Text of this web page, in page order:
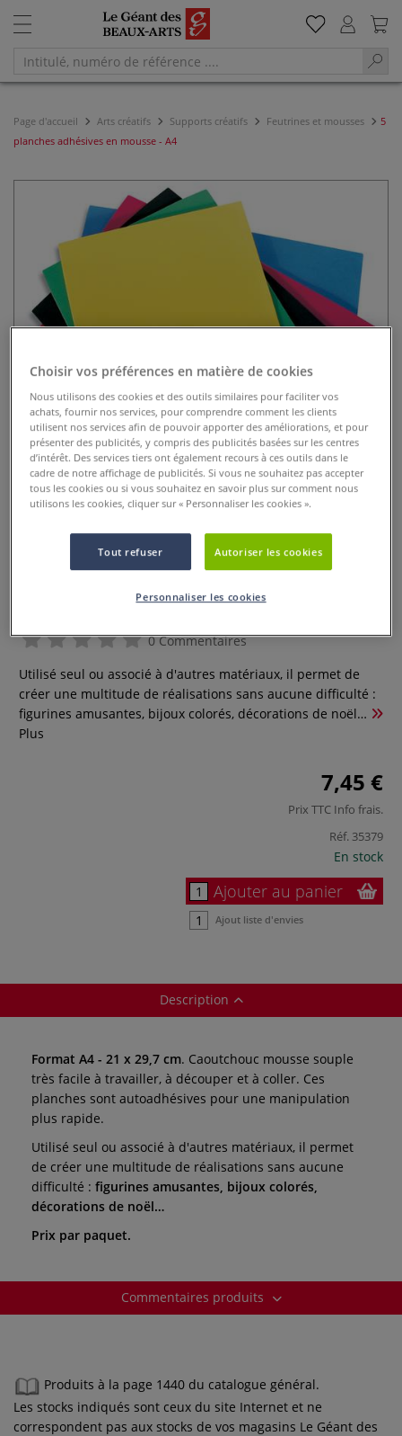
Page d'accueil Arts créatifs Supports créatifs Feutrines et mousses
5
planches adhésives en mousse - A4
5 planches adhésives en mousse -
0 Commentaires
Utilisé seul ou associé à d'autres matériaux, il permet de
créer une multitude de réalisations sans aucune difficulté :
figurines amusantes, bijoux colorés, décorations de noël…
Plus
7,45 €
Prix TTC Info frais.
Réf. 35379
En stock
Ajouter au panier
Ajout liste d'envies
Description
Format A4 - 21 x 29,7 cm. Caoutchouc mousse souple
très facile à travailler, à découper et à coller. Ces
planches sont autoadhésives pour une manipulation
plus rapide.
Utilisé seul ou associé à d'autres matériaux, il permet
de créer une multitude de réalisations sans aucune
difficulté : figurines amusantes, bijoux colorés,
décorations de noël…
Prix par paquet.
Commentaires produits
Produits à la page 1440 du catalogue général.
Les stocks indiqués sont ceux du site Internet et ne
correspondent pas aux stocks de vos magasins Le Géant des
Choisir vos préférences en matière de cookies
Nous utilisons des cookies et des outils similaires pour faciliter vos
achats, fournir nos services, pour comprendre comment les clients
utilisent nos services afin de pouvoir apporter des améliorations, et pour
présenter des publicités, y compris des publicités basées sur les centres
d’intérêt. Des services tiers ont également recours à ces outils dans le
cadre de notre affichage de publicités. Si vous ne souhaitez pas accepter
tous les cookies ou si vous souhaitez en savoir plus sur comment nous
utilisons les cookies, cliquer sur « Personnaliser les cookies ».
Tout refuser Autoriser les cookies
Personnaliser les cookies